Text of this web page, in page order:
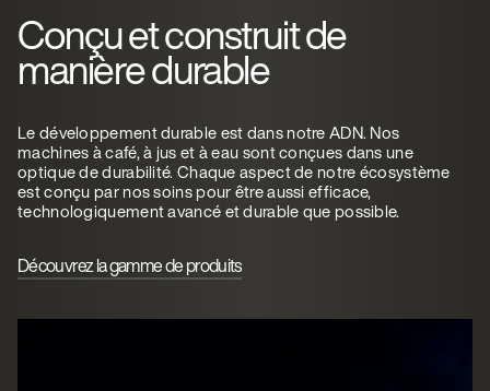
Conçu et construit de
manière durable
Le développement durable est dans notre ADN. Nos
machines à café, à jus et à eau sont conçues dans une
optique de durabilité. Chaque aspect de notre écosystème
est conçu par nos soins pour être aussi efficace,
technologiquement avancé et durable que possible.
Découvrez la gamme de produits